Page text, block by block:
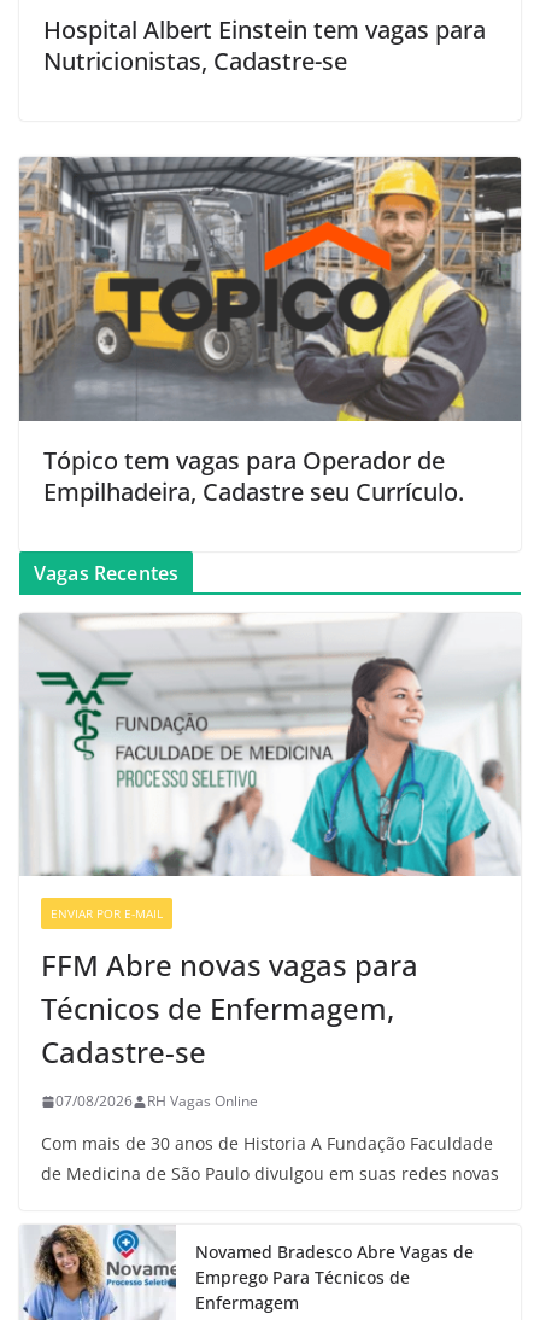
Hospital Albert Einstein tem vagas para
Nutricionistas, Cadastre-se
Tópico tem vagas para Operador de
Empilhadeira, Cadastre seu Currículo.
Vagas Recentes
ENVIAR POR E-MAIL
FFM Abre novas vagas para
Técnicos de Enfermagem,
Cadastre-se
07/08/2026 RH Vagas Online
Com mais de 30 anos de Historia A Fundação Faculdade
de Medicina de São Paulo divulgou em suas redes novas
Novamed Bradesco Abre Vagas de
Emprego Para Técnicos de
Enfermagem